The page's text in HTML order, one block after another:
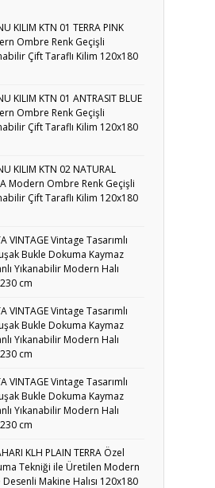
KILIM KTN 01 TERRA PINK
Ombre Renk Geçişli
Çift Taraflı Kilim 120x180
KILIM KTN 01 ANTRASIT BLUE
Ombre Renk Geçişli
Çift Taraflı Kilim 120x180
KILIM KTN 02 NATURAL
Modern Ombre Renk Geçişli
Çift Taraflı Kilim 120x180
VINTAGE Vintage Tasarımlı
Bukle Dokuma Kaymaz
Yıkanabilir Modern Halı
cm
VINTAGE Vintage Tasarımlı
Bukle Dokuma Kaymaz
Yıkanabilir Modern Halı
cm
VINTAGE Vintage Tasarımlı
Bukle Dokuma Kaymaz
Yıkanabilir Modern Halı
cm
KLH PLAIN TERRA Özel
Tekniği ile Üretilen Modern
Desenli Makine Halısı 120x180